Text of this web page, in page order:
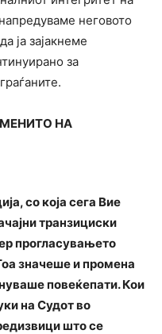
неговото
ја зајакнеме
за
НА
со која сега Вие
транзициски
прогласувањето
значеше и промена
повеќепати. Кои
на Судот во
што се